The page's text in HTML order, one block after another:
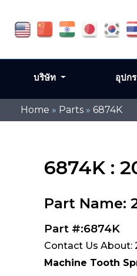
Home » Parts » 6874K
6874K :
Part Name:
Part #:6874K
Contact Us About:
Machine Tooth
บริษัท อุปก